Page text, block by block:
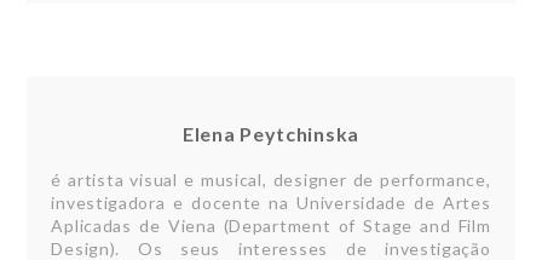
Elena Peytchinska
é artista visual e musical, designer de performance,
investigadora e docente na Universidade de Artes
Aplicadas de Viena (Department of Stage and Film
Design). Os seus interesses de investigação